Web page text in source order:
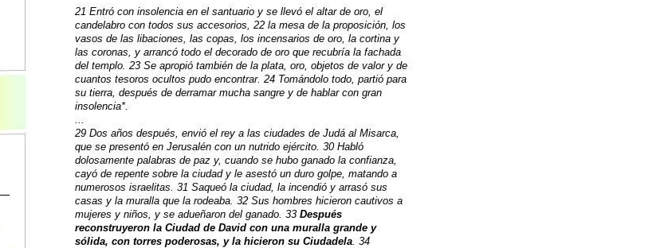
21 Entró con insolencia en el santuario y se llevó el altar de oro, el
candelabro con todos sus accesorios, 22 la mesa de la proposición, los
vasos de las libaciones, las copas, los incensarios de oro, la cortina y
las coronas, y arrancó todo el decorado de oro que recubría la fachada
del templo. 23 Se apropió también de la plata, oro, objetos de valor y de
cuantos tesoros ocultos pudo encontrar. 24 Tomándolo todo, partió para
su tierra, después de derramar mucha sangre y de hablar con gran
insolencia*.
...
29 Dos años después, envió el rey a las ciudades de Judá al Misarca,
que se presentó en Jerusalén con un nutrido ejército. 30 Habló
dolosamente palabras de paz y, cuando se hubo ganado la confianza,
cayó de repente sobre la ciudad y le asestó un duro golpe, matando a
numerosos israelitas. 31 Saqueó la ciudad, la incendió y arrasó sus
casas y la muralla que la rodeaba. 32 Sus hombres hicieron cautivos a
mujeres y niños, y se adueñaron del ganado. 33 Después
reconstruyeron la Ciudad de David con una muralla grande y
sólida, con torres poderosas, y la hicieron su Ciudadela. 34